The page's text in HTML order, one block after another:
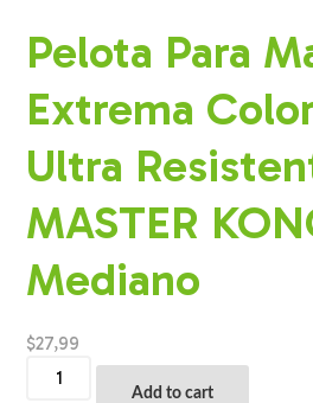
Pelota Para
Extrema
Ultra
MASTER
Mediano
$27,99
Para
Add to cart